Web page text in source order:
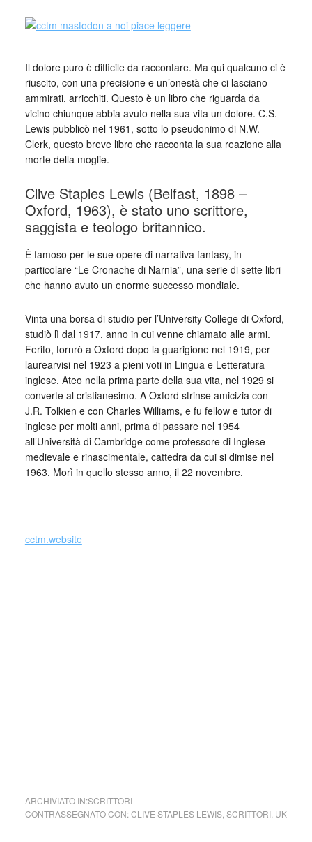
Il dolore puro è difficile da raccontare. Ma qui qualcuno ci è
riuscito, con una precisione e un’onestà che ci lasciano
ammirati, arricchiti. Questo è un libro che riguarda da
vicino chiunque abbia avuto nella sua vita un dolore. C.S.
Lewis pubblicò nel 1961, sotto lo pseudonimo di N.W.
Clerk, questo breve libro che racconta la sua reazione alla
morte della moglie.
Clive Staples Lewis (Belfast, 1898 –
Oxford, 1963), è stato uno scrittore,
saggista e teologo britannico.
È famoso per le sue opere di narrativa fantasy, in
particolare “Le Cronache di Narnia”, una serie di sette libri
che hanno avuto un enorme successo mondiale.
Vinta una borsa di studio per l’University College di Oxford,
studiò lì dal 1917, anno in cui venne chiamato alle armi.
Ferito, tornrò a Oxford dopo la guarigione nel 1919, per
laurearvisi nel 1923 a pieni voti in Lingua e Letteratura
inglese. Ateo nella prima parte della sua vita, nel 1929 si
converte al cristianesimo. A Oxford strinse amicizia con
J.R. Tolkien e con Charles Williams, e fu fellow e tutor di
inglese per molti anni, prima di passare nel 1954
all’Università di Cambridge come professore di Inglese
medievale e rinascimentale, cattedra da cui si dimise nel
1963. Morì in quello stesso anno, il 22 novembre.
cctm.website
ARCHIVIATO IN:SCRITTORI
CONTRASSEGNATO CON:CLIVE STAPLES LEWIS, SCRITTORI, UK